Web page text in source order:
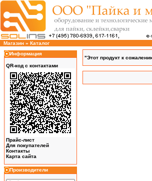
Магазин » Каталог
Информация
QR-код с контактами
Прайс-лист
Для покупателей
Контакты
Карта сайта
Производители
"Этот продукт к